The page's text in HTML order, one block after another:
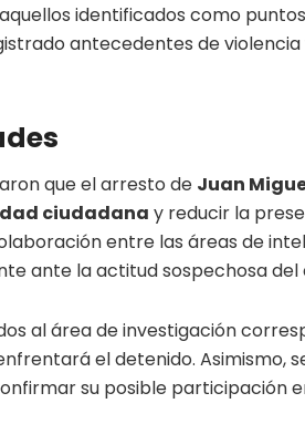
identificados como
antecedentes de
que el arresto de Juan
ciudadana y reducir la
entre las áreas de
ante la actitud sospechosa del
al área de investigación
el detenido. Asimismo,
su posible participación